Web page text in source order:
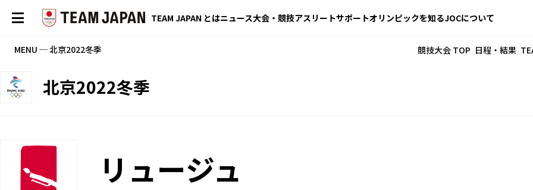
TEAM JAPAN とはニュース大会・競技アスリートサポートオリンピックを知るJOCについて
MENU ─ 北京2022冬季 競技大会 TOP 日程・結果
北京2022冬季
リュージュ